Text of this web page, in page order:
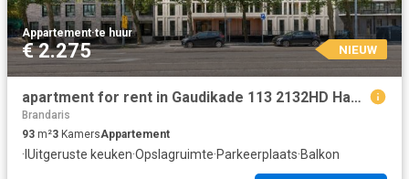
Appartement·te huur
€ 2.275 NIEUW
apartment for rent in Gaudikade 113 2132HD Haarlemmermeer Hoofddorp Hyde Park Hoofddorp
Brandaris
93 m²3 KamersAppartement
· IUitgeruste keuken·Opslagruimte·Parkeerplaats·Balkon